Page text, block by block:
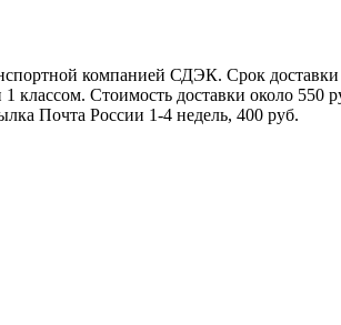
компанией СДЭК. Срок
классом. Cтоимость доставки около 550
Почта России 1-4 недель, 400 руб.